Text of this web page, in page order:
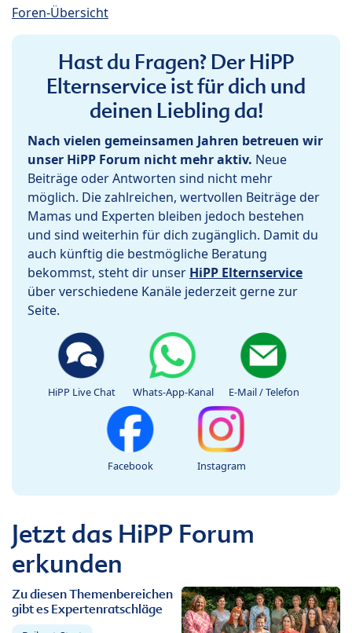
Foren-Übersicht
Hast du Fragen? Der HiPP
Elternservice ist für dich und
deinen Liebling da!
Nach vielen gemeinsamen Jahren betreuen wir
unser HiPP Forum nicht mehr aktiv. Neue
Beiträge oder Antworten sind nicht mehr
möglich. Die zahlreichen, wertvollen Beiträge der
Mamas und Experten bleiben jedoch bestehen
und sind weiterhin für dich zugänglich. Damit du
auch künftig die bestmögliche Beratung
bekommst, steht dir unser HiPP Elternservice
über verschiedene Kanäle jederzeit gerne zur
Seite.
HiPP Live Chat Whats-App-Kanal E-Mail / Telefon
Facebook Instagram
Jetzt das HiPP Forum
erkunden
Zu diesen Themenbereichen
gibt es Expertenratschläge